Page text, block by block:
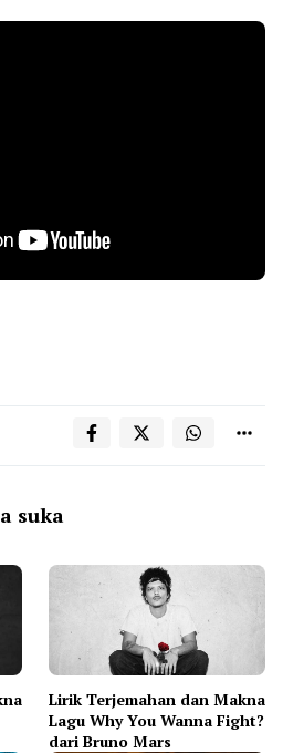
suka
Lirik Terjemahan dan Makna
Lagu Why You Wanna Fight?
dari Bruno Mars